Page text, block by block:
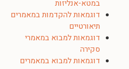
במטא-אנליזות
דוגמאות להקדמות במאמרים
תיאורטיים
דוגמאות למבוא במאמרי
סקירה
דוגמאות למבוא במאמרים